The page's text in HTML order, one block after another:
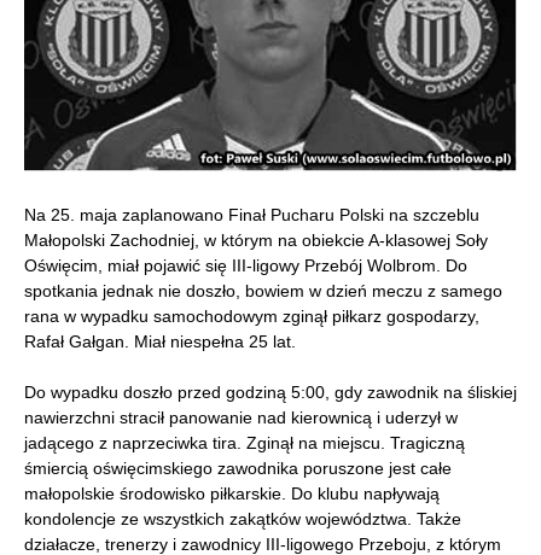
Na 25. maja zaplanowano Finał Pucharu Polski na szczeblu
Małopolski Zachodniej, w którym na obiekcie A-klasowej Soły
Oświęcim, miał pojawić się III-ligowy Przebój Wolbrom. Do
spotkania jednak nie doszło, bowiem w dzień meczu z samego
rana w wypadku samochodowym zginął piłkarz gospodarzy,
Rafał Gałgan. Miał niespełna 25 lat.
Do wypadku doszło przed godziną 5:00, gdy zawodnik na śliskiej
nawierzchni stracił panowanie nad kierownicą i uderzył w
jadącego z naprzeciwka tira. Zginął na miejscu. Tragiczną
śmiercią oświęcimskiego zawodnika poruszone jest całe
małopolskie środowisko piłkarskie. Do klubu napływają
kondolencje ze wszystkich zakątków województwa. Także
działacze, trenerzy i zawodnicy III-ligowego Przeboju, z którym